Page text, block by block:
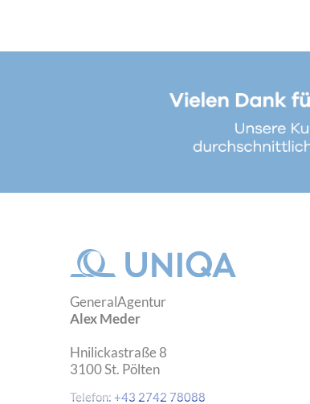
GeneralAgentur
Alex Meder
Hnilickastraße 8
3100St. Pölten
Telefon: +43 2742 78088